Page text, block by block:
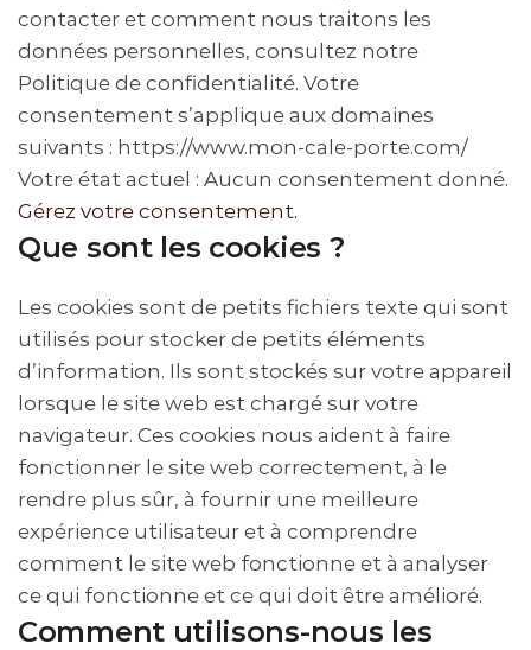
contacter et comment nous traitons les
données personnelles, consultez notre
Politique de confidentialité. Votre
consentement s’applique aux domaines
suivants : https://www.mon-cale-porte.com/
Votre état actuel : Aucun consentement donné.
Gérez votre consentement.
Que sont les cookies ?
Les cookies sont de petits fichiers texte qui sont
utilisés pour stocker de petits éléments
d’information. Ils sont stockés sur votre appareil
lorsque le site web est chargé sur votre
navigateur. Ces cookies nous aident à faire
fonctionner le site web correctement, à le
rendre plus sûr, à fournir une meilleure
expérience utilisateur et à comprendre
comment le site web fonctionne et à analyser
ce qui fonctionne et ce qui doit être amélioré.
Comment utilisons-nous les